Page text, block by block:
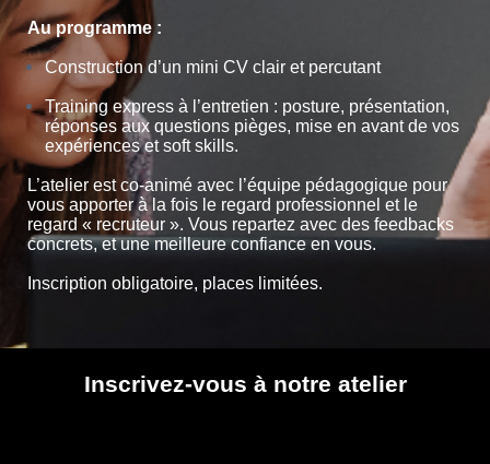
Au programme :
Construction d’un mini CV clair et percutant
Training express à l’entretien : posture, présentation,
réponses aux questions pièges, mise en avant de vos
expériences et soft skills.
L’atelier est co-animé avec l’équipe pédagogique pour
vous apporter à la fois le regard professionnel et le
regard « recruteur ». Vous repartez avec des feedbacks
concrets, et une meilleure confiance en vous.
Inscription obligatoire, places limitées.
Inscrivez-vous à notre atelier